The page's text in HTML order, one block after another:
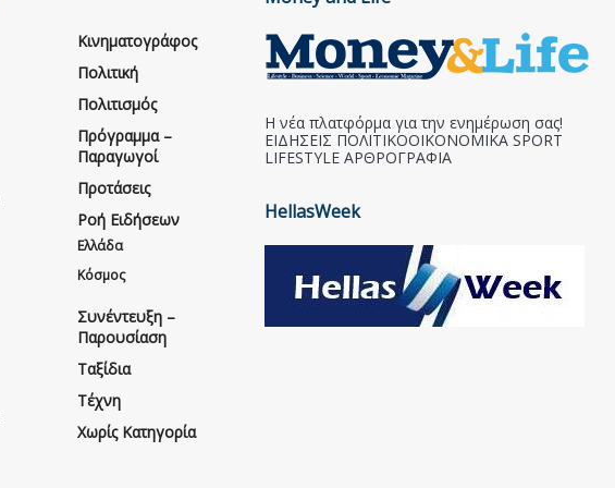
Κινηματογράφος
Πολιτική
Πολιτισμός
Πρόγραμμα –
Παραγωγοί
Προτάσεις
Ροή Ειδήσεων
Ελλάδα
Κόσμος
Συνέντευξη –
Παρουσίαση
Ταξίδια
Τέχνη
Χωρίς Κατηγορία
Η νέα πλατφόρμα για την ενημέρωση σας!
ΕΙΔΗΣΕΙΣ ΠΟΛΙΤΙΚΟΟΙΚΟΝΟΜΙΚΑ SPORT
LIFESTYLE ΑΡΘΡΟΓΡΑΦΙΑ
HellasWeek